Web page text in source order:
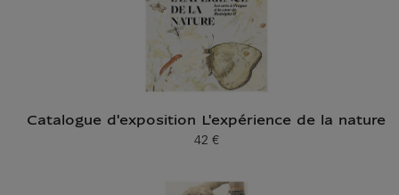
Catalogue d'exposition L'expérience de la nature
Prix ​​actuel
42 €